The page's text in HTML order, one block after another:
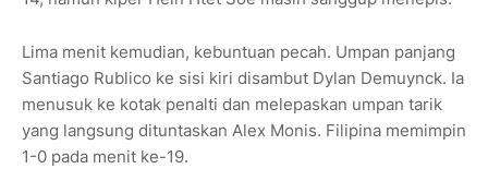
Lima menit kemudian, kebuntuan pecah. Umpan panjang
Santiago Rublico ke sisi kiri disambut Dylan Demuynck. Ia
menusuk ke kotak penalti dan melepaskan umpan tarik
yang langsung dituntaskan Alex Monis. Filipina memimpin
1-0 pada menit ke-19.